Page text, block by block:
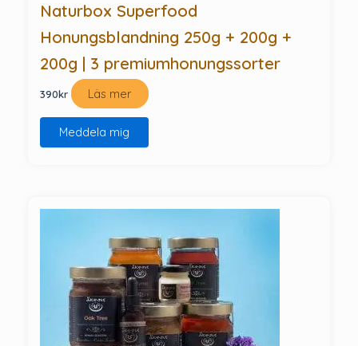
Naturbox Superfood
Honungsblandning 250g + 200g +
200g | 3 premiumhonungssorter
390kr Läs mer
Meddela mig